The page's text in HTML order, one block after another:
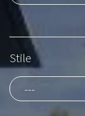
Stile